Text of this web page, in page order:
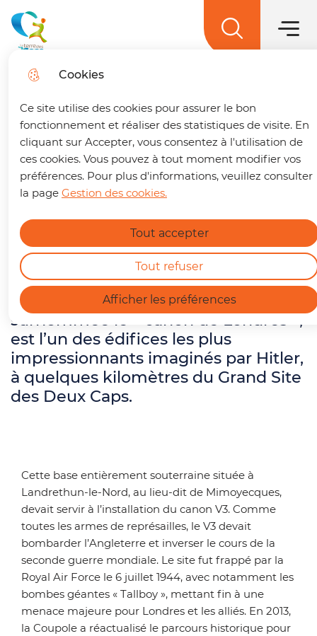
Cookies
Ce site utilise des cookies pour assurer le bon
fonctionnement et réaliser des statistiques de visite. En
cliquant sur Accepter, vous consentez à l'utilisation de
ces cookies. Vous pouvez à tout moment modifier vos
préférences. Pour plus d'informations, veuillez consulter
la page Gestion des cookies.
Afficher les préférences
Tout accepter
Tout refuser
Aller
au
menu
contenu
principal
Aller au
sitemap
🚌 Vos déplacements simplifiés sur La terre
des 2 caps !Un trajet à préparer ? Retrouvez
dès maintenant notre nouvelle page dédiée à la
mobilité. En quelques clics, vous pouvez :
Connaître l'horaire du prochain bus à votre
Consulter les tracés et fiches horaires des
https://terredes2caps.fr/trouver-son-trajet
La terre des 2 caps Menu
Forteresse de
Mimoyecques
Accueil
La Forteresse de Mimoyecques,
surnommée le « canon de Londres »,
est l’un des édifices les plus
impressionnants imaginés par Hitler,
à quelques kilomètres du Grand Site
des Deux Caps.
Cette base entièrement souterraine située à
Landrethun-le-Nord, au lieu-dit de Mimoyecques,
devait servir à l’installation du canon V3. Comme
toutes les armes de représailles, le V3 devait
bombarder l’Angleterre et inverser le cours de la
seconde guerre mondiale. Le site fut frappé par la
Royal Air Force le 6 juillet 1944, avec notamment les
bombes géantes « Tallboy », mettant fin à une
menace majeure pour Londres et les alliés. En 2013,
la Coupole a réactualisé le parcours historique pour